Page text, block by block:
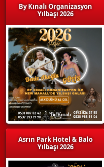
By Kınalı Organizasyon
Yılbaşı 2026
Asrın Park Hotel & Balo
Yılbaşı 2026